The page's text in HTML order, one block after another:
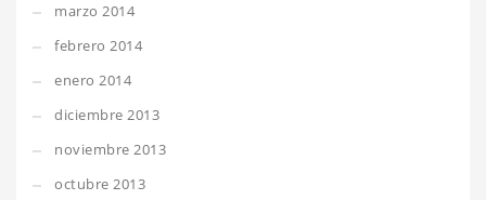
marzo 2014
febrero 2014
enero 2014
diciembre 2013
noviembre 2013
octubre 2013